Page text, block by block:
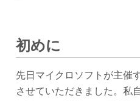
初めに
先日マイクロソフトが主催
させていただきました。私